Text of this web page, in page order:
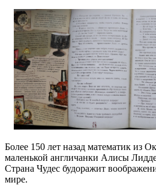
Более 150 лет назад математик из
маленькой англичанки Алисы
Страна Чудес будоражит
мире.